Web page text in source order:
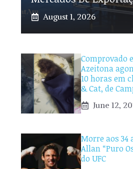
August 1, 2026
Comprovado
Azeitona
10 horas em
& Cat, de
June 12,
Morre aos 34
Allan “Puro
do UFC